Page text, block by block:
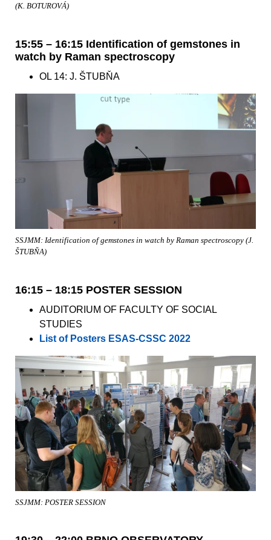
(K. BOTUROVÁ)
15:55 – 16:15 Identification of gemstones in
watch by Raman spectroscopy
OL 14: J. ŠTUBŇA
SSJMM: Identification of gemstones in watch by Raman spectroscopy (J.
ŠTUBŇA)
16:15 – 18:15 POSTER SESSION
AUDITORIUM OF FACULTY OF SOCIAL
STUDIES
List of Posters ESAS-CSSC 2022
SSJMM: POSTER SESSION